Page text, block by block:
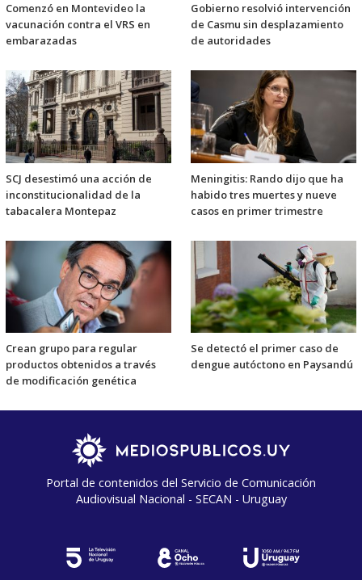
Comenzó en Montevideo la
vacunación contra el VRS en
embarazadas
Gobierno resolvió intervención
de Casmu sin desplazamiento
de autoridades
SCJ desestimó una acción de
inconstitucionalidad de la
tabacalera Montepaz
Meningitis: Rando dijo que ha
habido tres muertes y nueve
casos en primer trimestre
Crean grupo para regular
productos obtenidos a través
de modificación genética
Se detectó el primer caso de
dengue autóctono en Paysandú
Portal de contenidos del Servicio de Comunicación
Audiovisual Nacional - SECAN - Uruguay